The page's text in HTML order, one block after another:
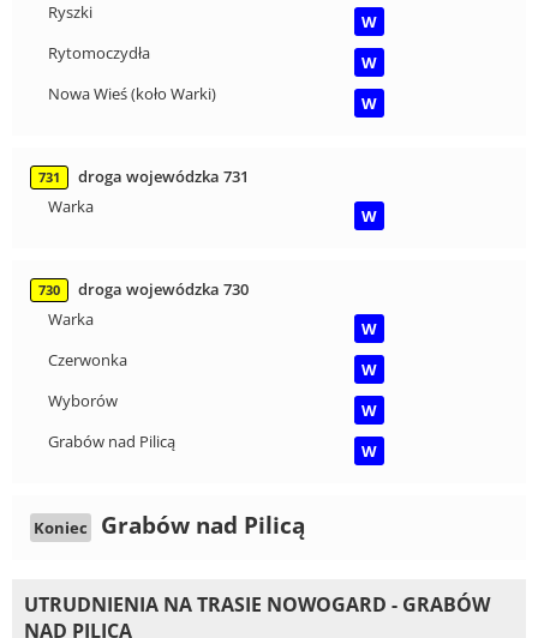
Ryszki
W
Rytomoczydła
W
Nowa Wieś (koło Warki)
W
731
droga wojewódzka 731
Warka
W
730
droga wojewódzka 730
Warka
W
Czerwonka
W
Wyborów
W
Grabów nad Pilicą
W
Koniec Grabów nad Pilicą
UTRUDNIENIA NA TRASIE NOWOGARD - GRABÓW
NAD PILICĄ